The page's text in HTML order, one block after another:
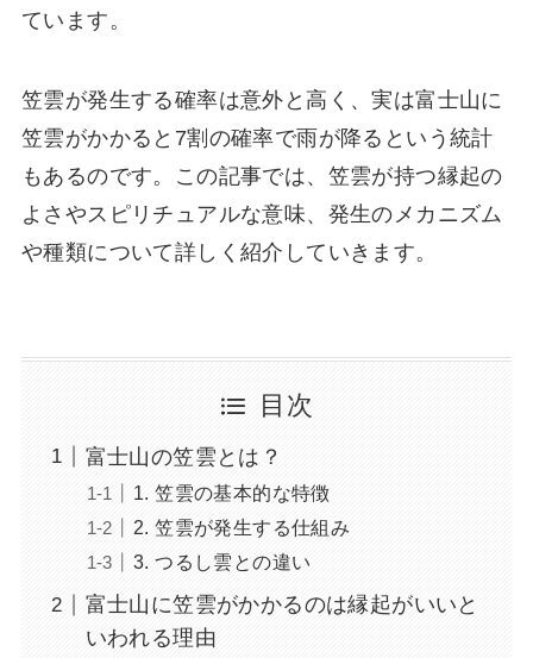
ています。
笠雲が発生する確率は意外と高く、実は富士山に
笠雲がかかると7割の確率で雨が降るという統計
もあるのです。この記事では、笠雲が持つ縁起の
よさやスピリチュアルな意味、発生のメカニズム
や種類について詳しく紹介していきます。
目次
富士山の笠雲とは？
1. 笠雲の基本的な特徴
2. 笠雲が発生する仕組み
3. つるし雲との違い
富士山に笠雲がかかるのは縁起がいいと
いわれる理由